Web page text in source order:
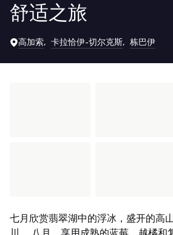
舒适之旅
高加索 卡拉恰伊-切尔克斯 栋巴伊
七月欣赏翡翠湖中的浮冰，盛开的高